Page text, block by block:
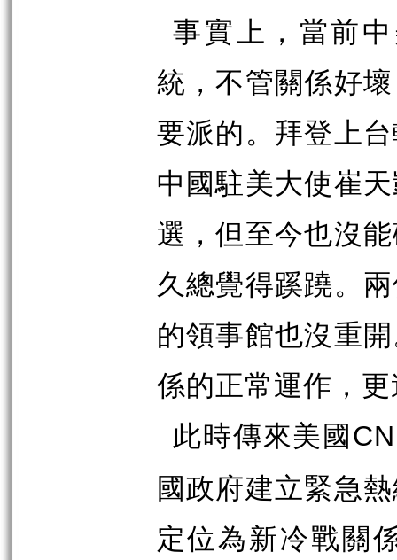
事實上，當前
統，不管關係好
要派的。拜登上
中國駐美大使崔
選，但至今也沒
久總覺得蹊蹺。
的領事館也沒重
係的正常運作，
此時傳來美國
國政府建立緊急
定位為新冷戰關